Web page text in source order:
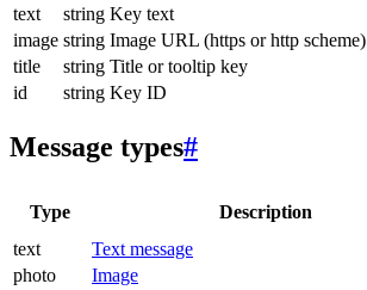
text
string Key text
image string Image URL (https or http scheme)
title
string Title or tooltip key
id
string Key ID
Message types#
Type Description
text
Text message
photo
Image